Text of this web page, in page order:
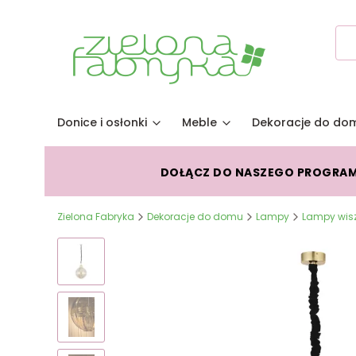
Donice i osłonki Meble Dekoracje do
DOŁĄCZ DO NASZEGO
Zielona Fabryka Dekoracje do domu Lampy Lampy